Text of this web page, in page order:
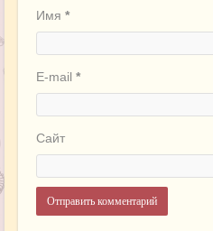
Имя *
E-mail *
Сайт